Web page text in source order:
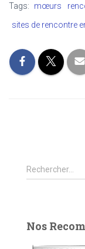
Tags: mœurs
sites de rencontre
R
e
r
Rechercher…
Nos